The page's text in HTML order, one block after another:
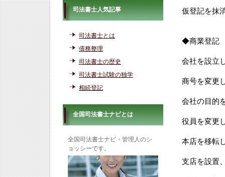
仮登記を抹
◆商業登記
会社を設立
商号を変更
会社の目的
役員を変更
本店を移転
支店を設置
司法書士人気記事
司法書士とは
債務整理
司法書士の歴史
司法書士試験の独学
相続登記
全国司法書士ナビとは
全国司法書士ナビ・管理人のシ
ョッシーです。